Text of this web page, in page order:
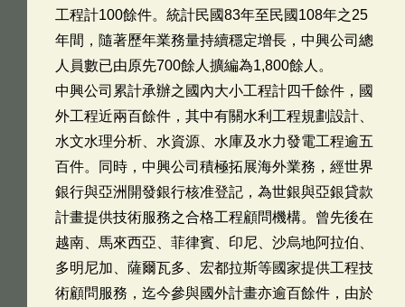
工程計100餘件。統計民國83年至民國108年之25
年間，隨著歷年業務量持續穩定增長，中興公司總
人員數已由原先700餘人擴編為1,800餘人。
中興公司累計承辦之國內大小工程計四千餘件，國
外工程近兩百餘件，其中有關水利工程規劃設計、
水文水理分析、水資源、水庫及水力發電工程逾五
百件。同時，中興公司積極拓展海外業務，經世界
銀行與亞洲開發銀行核准登記，為世銀與亞銀貸款
計畫提供技術服務之合格工程顧問機構。曾先後在
越南、馬來西亞、菲律賓、印尼、沙烏地阿拉伯、
多明尼加、薩爾瓦多、宏都拉斯等國家提供工程技
術顧問服務，迄今參與國外計畫亦逾百餘件，由於